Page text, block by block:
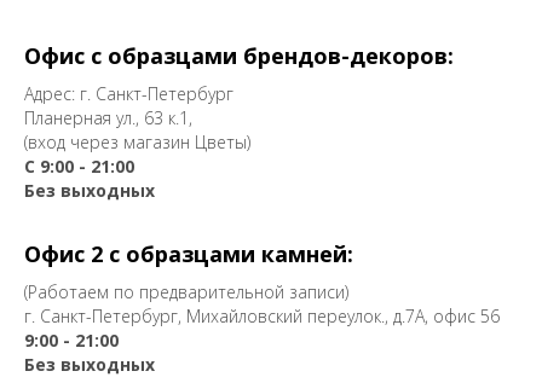
Офис с образцами брендов-декоров:
Адрес: г. Санкт-Петербург
Планерная ул., 63 к.1,
(вход через магазин Цветы)
С 9:00 - 21:00
Без выходных
Офис 2 с образцами камней:
(Работаем по предварительной записи)
г. Санкт-Петербург, Михайловский переулок., д.7А, офис 56
9:00 - 21:00
Без выходных